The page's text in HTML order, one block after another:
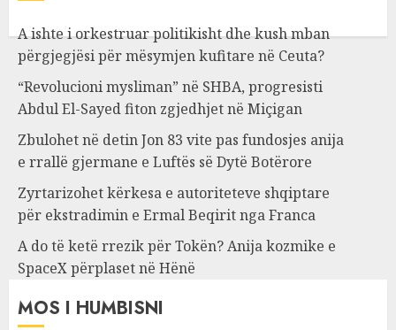
A ishte i orkestruar politikisht dhe kush mban
përgjegjësi për mësymjen kufitare në Ceuta?
“Revolucioni mysliman” në SHBA, progresisti
Abdul El-Sayed fiton zgjedhjet në Miçigan
Zbulohet në detin Jon 83 vite pas fundosjes anija
e rrallë gjermane e Luftës së Dytë Botërore
Zyrtarizohet kërkesa e autoriteteve shqiptare
për ekstradimin e Ermal Beqirit nga Franca
A do të ketë rrezik për Tokën? Anija kozmike e
SpaceX përplaset në Hënë
MOS I HUMBISNI